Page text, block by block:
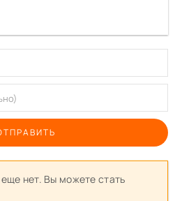
нет. Вы можете стать